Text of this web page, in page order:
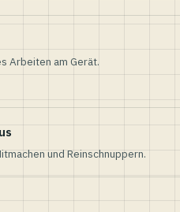
Arbeiten am Gerät.
und Reinschnuppern.